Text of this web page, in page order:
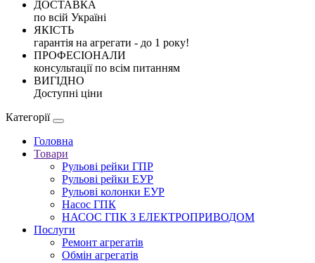
ДОСТАВКА
по всій Україні
ЯКІСТЬ
гарантія на агрегати - до 1 року!
ПРОФЕСІОНАЛИ
консультації по всім питанням
ВИГІДНО
Доступні ціни
Категорії
Головна
Товари
Рульові рейки ГПР
Рульові рейки ЕУР
Рульові колонки ЕУР
Насос ГПК
НАСОС ГПК З ЕЛЕКТРОПРИВОДОМ
Послуги
Ремонт агрегатів
Обмін агрегатів